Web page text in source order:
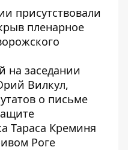
присутствовали
пленарное
на заседании
Вилкул,
о письме
Тараса Креминя
Роге